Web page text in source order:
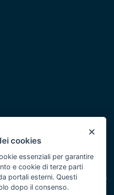
del POR Puglia 2014/2020 -
×
cookies
essenziali per garantire
e cookie di terze parti
portali esterni. Questi
dopo il consenso.